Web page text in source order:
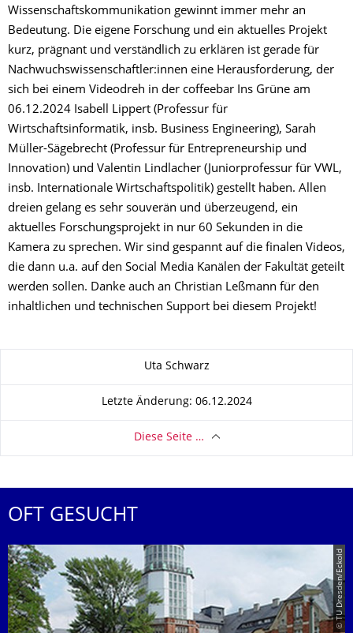
Wissenschaftskommunikation gewinnt immer mehr an
Bedeutung. Die eigene Forschung und ein aktuelles Projekt
kurz, prägnant und verständlich zu erklären ist gerade für
Nachwuchswissenschaftler:innen eine Herausforderung, der
sich bei einem Videodreh in der coffeebar Ins Grüne am
06.12.2024 Isabell Lippert (Professur für
Wirtschaftsinformatik, insb. Business Engineering), Sarah
Müller-Sägebrecht (Professur für Entrepreneurship und
Innovation) und Valentin Lindlacher (Juniorprofessur für VWL,
insb. Internationale Wirtschaftspolitik) gestellt haben. Allen
dreien gelang es sehr souverän und überzeugend, ein
aktuelles Forschungsprojekt in nur 60 Sekunden in die
Kamera zu sprechen. Wir sind gespannt auf die finalen Videos,
die dann u.a. auf den Social Media Kanälen der Fakultät geteilt
werden sollen. Danke auch an Christian Leßmann für den
inhaltlichen und technischen Support bei diesem Projekt!
Uta Schwarz
Letzte Änderung: 06.12.2024
Diese Seite …
OFT GESUCHT
© TU Dresden/Eckold